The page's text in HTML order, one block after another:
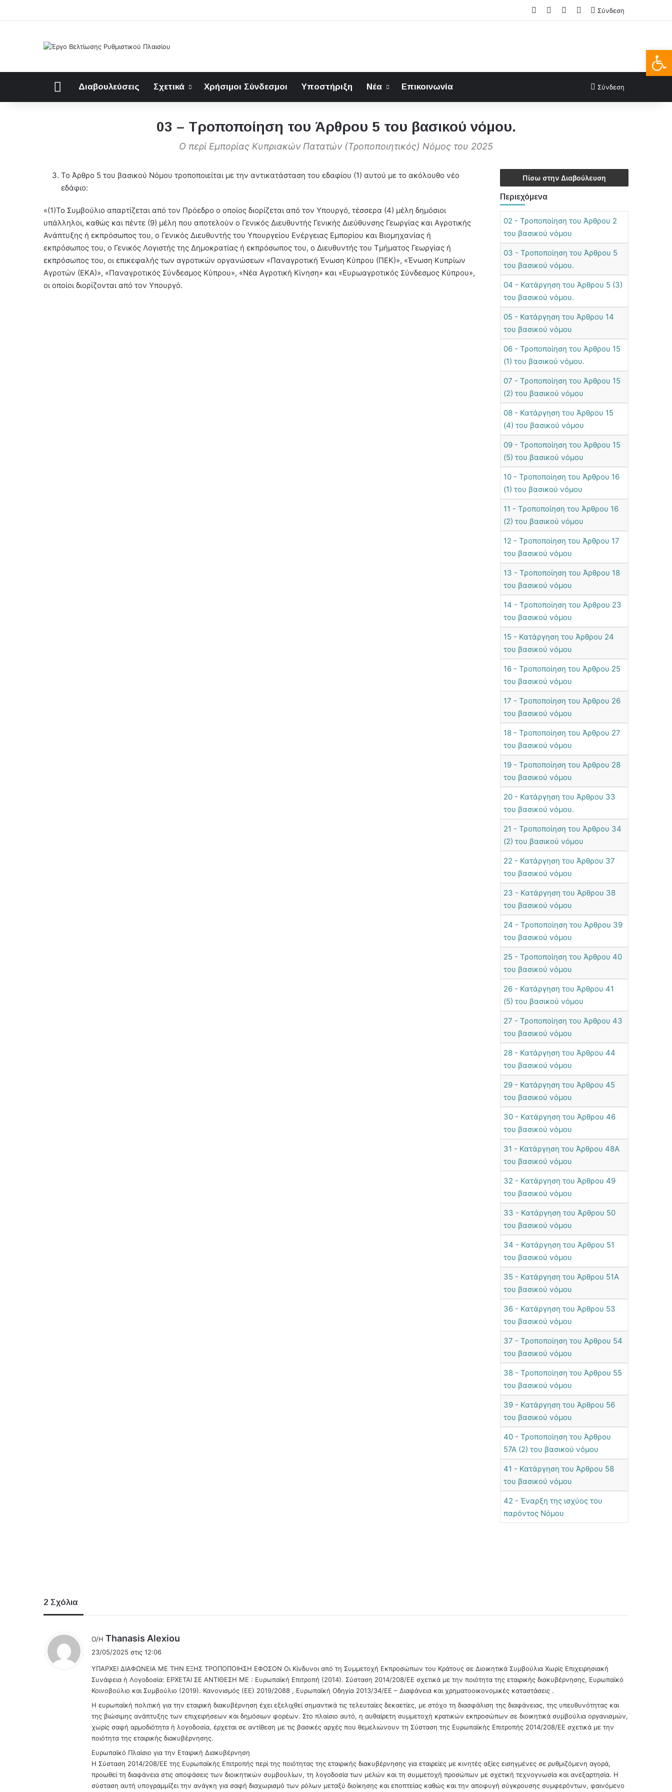
Facebook LinkedIn
FAQsΣύνδεση
ΑρχικήΔιαβουλεύσεις Σχετικά Χρήσιμοι Σύνδεσμοι Υποστήριξη Νέα Επικοινωνία Σύνδεση
03 – Τροποποίηση του Άρθρου 5 του βασικού νόμου.
O περί Εμπορίας Κυπριακών Πατατών (Τροποποιητικός) Νόμος του 2025
Το Άρθρο 5 του βασικού Νόμου τροποποιείται με την αντικατάσταση του εδαφίου (1) αυτού με το ακόλουθο νέο
εδάφιο:
«(1)Το Συμβούλιο απαρτίζεται από τον Πρόεδρο ο οποίος διορίζεται από τον Υπουργό, τέσσερα (4) μέλη δημόσιοι
υπάλληλοι, καθώς και πέντε (9) μέλη που αποτελούν ο Γενικός Διευθυντής Γενικής Διεύθυνσης Γεωργίας και Αγροτικής
Ανάπτυξης ή εκπρόσωπος του, ο Γενικός Διευθυντής του Υπουργείου Ενέργειας Εμπορίου και Βιομηχανίας ή
εκπρόσωπος του, ο Γενικός Λογιστής της Δημοκρατίας ή εκπρόσωπος του, ο Διευθυντής του Τμήματος Γεωργίας ή
εκπρόσωπος του, οι επικεφαλής των αγροτικών οργανώσεων «Παναγροτική Ένωση Κύπρου (ΠΕΚ)», «Ένωση Κυπρίων
Αγροτών (ΕΚΑ)», «Παναγροτικός Σύνδεσμος Κύπρου», «Νέα Αγροτική Κίνηση» και «Ευρωαγροτικός Σύνδεσμος Κύπρου»,
οι οποίοι διορίζονται από τον Υπουργό.
Πίσω στην Διαβούλευση
Περιεχόμενα
02 - Τροποποίηση του Άρθρου 2
του βασικού νόμου
03 - Τροποποίηση του Άρθρου 5
του βασικού νόμου.
04 - Κατάργηση του Άρθρου 5 (3)
του βασικού νόμου.
05 - Κατάργηση του Άρθρου 14
του βασικού νόμου
06 - Τροποποίηση του Άρθρου 15
(1) του βασικού νόμου.
07 - Τροποποίηση του Άρθρου 15
(2) του βασικού νόμου
08 - Κατάργηση του Άρθρου 15
(4) του βασικού νόμου
09 - Τροποποίηση του Άρθρου 15
(5) του βασικού νόμου
10 - Τροποποίηση του Άρθρου 16
(1) του βασικού νόμου
11 - Τροποποίηση του Άρθρου 16
(2) του βασικού νόμου
12 - Τροποποίηση του Άρθρου 17
του βασικού νόμου
13 - Τροποποίηση του Άρθρου 18
του βασικού νόμου
14 - Τροποποίηση του Άρθρου 23
του βασικού νόμου
15 - Κατάργηση του Άρθρου 24
του βασικού νόμου
16 - Τροποποίηση του Άρθρου 25
του βασικού νόμου
17 - Τροποποίηση του Άρθρου 26
του βασικού νόμου
18 - Τροποποίηση του Άρθρου 27
του βασικού νόμου
19 - Τροποποίηση του Άρθρου 28
του βασικού νόμου
20 - Κατάργηση του Άρθρου 33
του βασικού νόμου.
21 - Τροποποίηση του Άρθρου 34
(2) του βασικού νόμου
22 - Κατάργηση του Άρθρου 37
του βασικού νόμου
23 - Κατάργηση του Άρθρου 38
του βασικού νόμου
24 - Τροποποίηση του Άρθρου 39
του βασικού νόμου
25 - Τροποποίηση του Άρθρου 40
του βασικού νόμου
26 - Κατάργηση του Άρθρου 41
(5) του βασικού νόμου
27 - Τροποποίηση του Άρθρου 43
του βασικού νόμου
28 - Κατάργηση του Άρθρου 44
του βασικού νόμου
29 - Κατάργηση του Άρθρου 45
του βασικού νόμου
30 - Κατάργηση του Άρθρου 46
του βασικού νόμου
31 - Κατάργηση του Άρθρου 48Α
του βασικού νόμου
32 - Κατάργηση του Άρθρου 49
του βασικού νόμου
33 - Κατάργηση του Άρθρου 50
του βασικού νόμου
34 - Κατάργηση του Άρθρου 51
του βασικού νόμου
35 - Κατάργηση του Άρθρου 51Α
του βασικού νόμου
36 - Κατάργηση του Άρθρου 53
του βασικού νόμου
37 - Τροποποίηση του Άρθρου 54
του βασικού νόμου
38 - Τροποποίηση του Άρθρου 55
του βασικού νόμου
39 - Κατάργηση του Άρθρου 56
του βασικού νόμου
40 - Τροποποίηση του Άρθρου
57Α (2) του βασικού νόμου
41 - Κατάργηση του Άρθρου 58
του βασικού νόμου
42 - Έναρξη της ισχύος του
παρόντος Νόμου
2 Σχόλια
Ο/Η Thanasis Alexiou
ι
:
23/05/2025 στις 12:06
ΥΠΑΡΧΕΙ ΔΙΑΦΩΝΕΙΑ ΜΕ ΤΗΝ ΕΞΗΣ ΤΡΟΠΟΠΟΙΗΣΗ ΕΦΟΣΟΝ Οι Κίνδυνοι από τη Συμμετοχή Εκπροσώπων του Κράτους σε Διοικητικά Συμβούλια Χωρίς Επιχειρησιακή
Συνάφεια ή Λογοδοσία: ΕΡΧΕΤΑΙ ΣΕ ΑΝΤΙΘΕΣΗ ΜΕ : Ευρωπαϊκή Επιτροπή (2014). Σύσταση 2014/208/ΕΕ σχετικά με την ποιότητα της εταιρικής διακυβέρνησης, Ευρωπαϊκό
Κοινοβούλιο και Συμβούλιο (2019). Κανονισμός (ΕΕ) 2019/2088 , Ευρωπαϊκή Οδηγία 2013/34/ΕΕ – Διαφάνεια και χρηματοοικονομικές καταστάσεις .
Η ευρωπαϊκή πολιτική για την εταιρική διακυβέρνηση έχει εξελιχθεί σημαντικά τις τελευταίες δεκαετίες, με στόχο τη διασφάλιση της διαφάνειας, της υπευθυνότητας και
της βιώσιμης ανάπτυξης των επιχειρήσεων και δημόσιων φορέων. Στο πλαίσιο αυτό, η αυθαίρετη συμμετοχή κρατικών εκπροσώπων σε διοικητικά συμβούλια οργανισμών,
χωρίς σαφή αρμοδιότητα ή λογοδοσία, έρχεται σε αντίθεση με τις βασικές αρχές που θεμελιώνουν τη Σύσταση της Ευρωπαϊκής Επιτροπής 2014/208/ΕΕ σχετικά με την
ποιότητα της εταιρικής διακυβέρνησης.
Ευρωπαϊκό Πλαίσιο για την Εταιρική Διακυβέρνηση
Η Σύσταση 2014/208/ΕΕ της Ευρωπαϊκής Επιτροπής περί της ποιότητας της εταιρικής διακυβέρνησης για εταιρείες με κινητές αξίες εισηγμένες σε ρυθμιζόμενη αγορά,
προωθεί τη διαφάνεια στις αποφάσεις των διοικητικών συμβουλίων, τη λογοδοσία των μελών και τη συμμετοχή προσώπων με σχετική τεχνογνωσία και ανεξαρτησία. Η
σύσταση αυτή υπογραμμίζει την ανάγκη για σαφή διαχωρισμό των ρόλων μεταξύ διοίκησης και εποπτείας καθώς και την αποφυγή σύγκρουσης συμφερόντων, φαινόμενο